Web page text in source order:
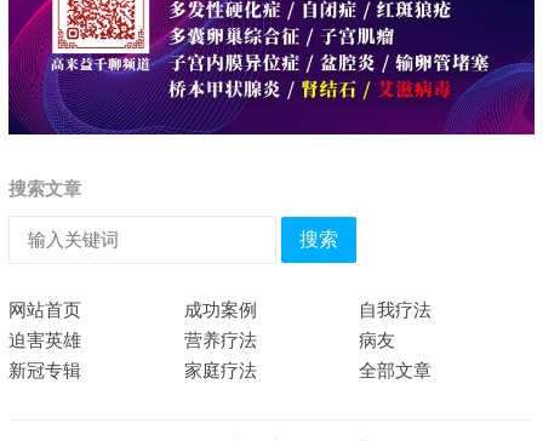
搜索文章
搜索
网站首页 成功案例
自我疗法
迫害英雄
营养疗法
病友
新冠专辑
家庭疗法 全部文章